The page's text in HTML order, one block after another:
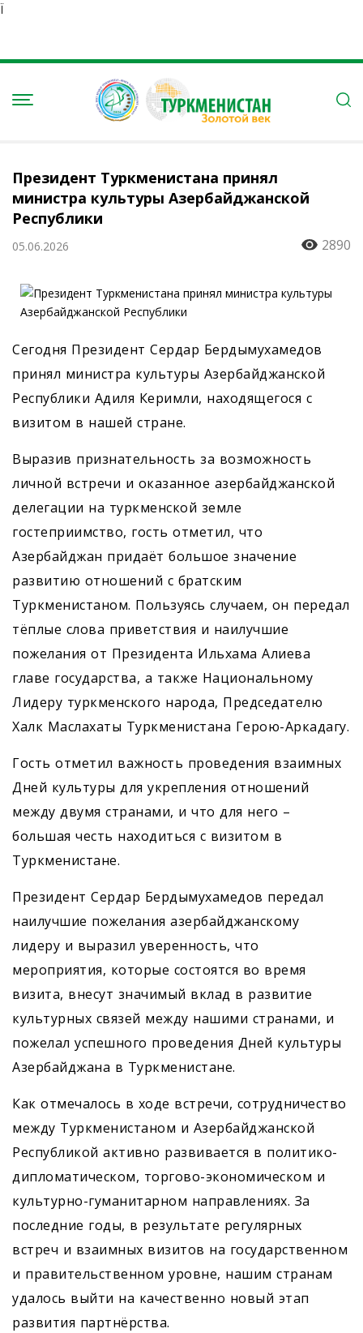
Ï
Президент Туркменистана принял
министра культуры Азербайджанской
Республики
05.06.2026 2890
Сегодня Президент Сердар Бердымухамедов
принял министра культуры Азербайджанской
Республики Адиля Керимли, находящегося с
визитом в нашей стране.
Выразив признательность за возможность
личной встречи и оказанное азербайджанской
делегации на туркменской земле
гостеприимство, гость отметил, что
Азербайджан придаёт большое значение
развитию отношений с братским
Туркменистаном. Пользуясь случаем, он передал
тёплые слова приветствия и наилучшие
пожелания от Президента Ильхама Алиева
главе государства, а также Национальному
Лидеру туркменского народа, Председателю
Халк Маслахаты Туркменистана Герою-Аркадагу.
Гость отметил важность проведения взаимных
Дней культуры для укрепления отношений
между двумя странами, и что для него –
большая честь находиться с визитом в
Туркменистане.
Президент Сердар Бердымухамедов передал
наилучшие пожелания азербайджанскому
лидеру и выразил уверенность, что
мероприятия, которые состоятся во время
визита, внесут значимый вклад в развитие
культурных связей между нашими странами, и
пожелал успешного проведения Дней культуры
Азербайджана в Туркменистане.
Как отмечалось в ходе встречи, сотрудничество
между Туркменистаном и Азербайджанской
Республикой активно развивается в политико-
дипломатическом, торгово-экономическом и
культурно-гуманитарном направлениях. За
последние годы, в результате регулярных
встреч и взаимных визитов на государственном
и правительственном уровне, нашим странам
удалось выйти на качественно новый этап
развития партнёрства.